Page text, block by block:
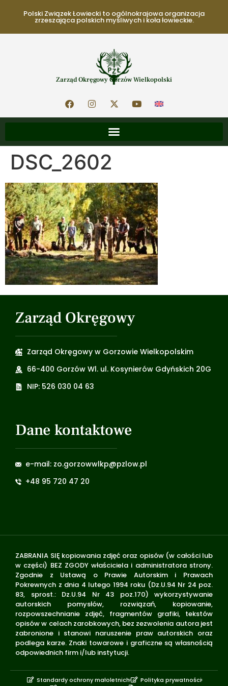
Polski Związek Łowiecki to ogólnokrajowa organizacja
zrzeszająca polskich myśliwych i koła łowieckie.
Zarząd Okręgowy Gorzów Wielkopolski
DSC_2602
Zarząd Okręgowy
Zarząd Okręgowy w Gorzowie Wielkopolskim
66-400 Gorzów Wl. ul. Kosynierów Gdyńskich 20G
NIP: 526 030 04 63
Dane kontaktowe
e-mail: zo.gorzowwlkp@pzlow.pl
+48 95 720 47 20
ZABRANIA SIĘ kopiowania zdjęć oraz opisów (w całości lub
w części) BEZ ZGODY właściciela i administratora strony.
Zgodnie z Ustawą o Prawie Autorskim i Prawach
Pokrewnych z dnia 4 lutego 1994 roku (Dz.U.94 Nr 24 poz.
83, sprost.: Dz.U.94 Nr 43 poz.170) wykorzystywanie
autorskich pomysłów, rozwiązań, kopiowanie,
rozpowszechnianie zdjęć, fragmentów grafiki, tekstów
opisów w celach zarobkowych, bez zezwolenia autora jest
zabronione i stanowi naruszenie praw autorskich oraz
podlega karze. Znaki towarowe i graficzne są własnością
odpowiednich firm i/lub instytucji.
Standardy ochrony małoletnich
Polityka prywatności